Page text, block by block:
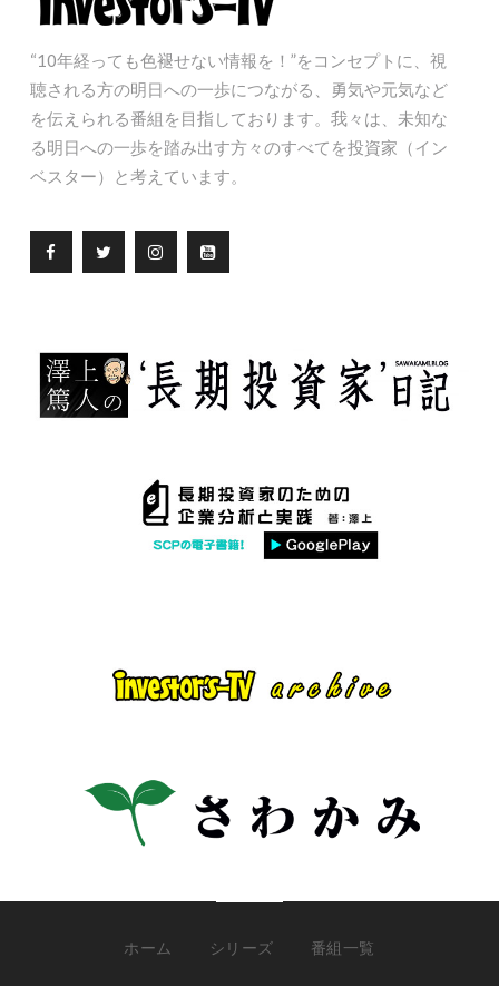
“10年経っても色褪せない情報を！”をコンセプトに、視
聴される方の明日への一歩につながる、勇気や元気など
を伝えられる番組を目指しております。我々は、未知な
る明日への一歩を踏み出す方々のすべてを投資家（イン
ベスター）と考えています。
ホーム シリーズ 番組一覧